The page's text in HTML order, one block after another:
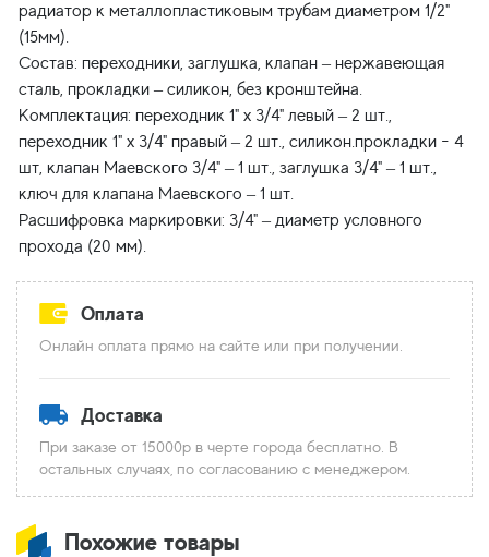
радиатор к металлопластиковым трубам диаметром 1/2"
(15мм).
Состав: переходники, заглушка, клапан – нержавеющая
сталь, прокладки – силикон, без кронштейна.
Комплектация: переходник 1" х 3/4" левый – 2 шт.,
переходник 1" х 3/4" правый – 2 шт., силикон.прокладки - 4
шт, клапан Маевского 3/4" – 1 шт., заглушка 3/4" – 1 шт.,
ключ для клапана Маевского – 1 шт.
Расшифровка маркировки: 3/4" – диаметр условного
Оплата
Онлайн оплата прямо на сайте или при получении.
Доставка
При заказе от 15000р в черте города бесплатно. В
остальных случаях, по согласованию с менеджером.
Похожие товары